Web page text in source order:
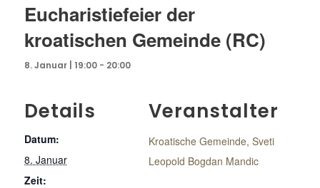
Eucharistiefeier der
kroatischen Gemeinde (RC)
8. Januar | 19:00- 20:00
Details
Datum:
8. Januar
Zeit:
Veranstalter
Kroatische Gemeinde, Sveti
Leopold Bogdan Mandic